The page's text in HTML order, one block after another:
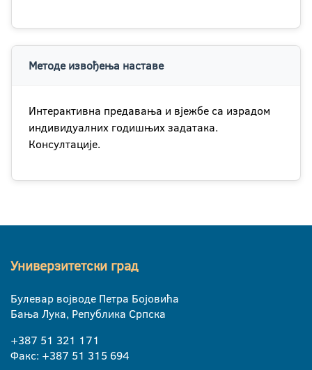
Методе извођења наставе
Интерактивна предавања и вјежбе са израдом
индивидуалних годишњих задатака.
Консултације.
Универзитетски град
Булевар војводе Петра Бојовића
Бања Лука, Република Српска
+387 51 321 171
Факс: +387 51 315 694